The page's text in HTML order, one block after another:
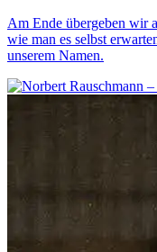
Am Ende übergeben wir
wie man es selbst
unserem Namen.